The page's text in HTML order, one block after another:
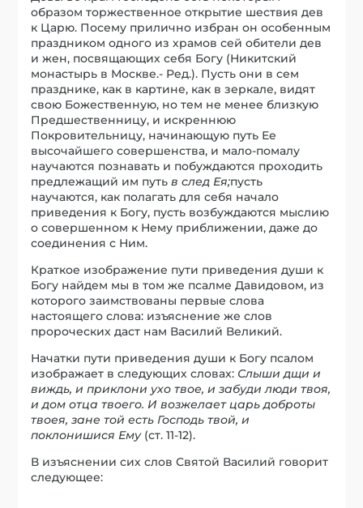
образом торжественное открытие шествия дев
к Царю. Посему прилично избран он особенным
праздником одного из храмов сей обители дев
и жен, посвящающих себя Богу (Никитский
монастырь в Москве.- Ред.). Пусть они в сем
празднике, как в картине, как в зеркале, видят
свою Божественную, но тем не менее близкую
Предшественницу, и искреннюю
Покровительницу, начинающую путь Ее
высочайшего совершенства, и мало-помалу
научаются познавать и побуждаются проходить
предлежащий им путьв след Ея;пусть
научаются, как полагать для себя начало
приведения к Богу, пусть возбуждаются мыслию
о совершенном к Нему приближении, даже до
соединения с Ним.
Краткое изображение пути приведения души к
Богу найдем мы в том же псалме Давидовом, из
которого заимствованы первые слова
настоящего слова: изъяснение же слов
пророческих даст нам Василий Великий.
Начатки пути приведения души к Богу псалом
изображает в следующих словах: Слыши дщи и
виждь, и приклони ухо твое, и забуди люди твоя,
и дом отца твоего. И возжелает царь доброты
твоея, зане той есть Господь твой, и
поклонишися Ему(ст. 11-12).
В изъяснении сих слов Святой Василий говорит
следующее: